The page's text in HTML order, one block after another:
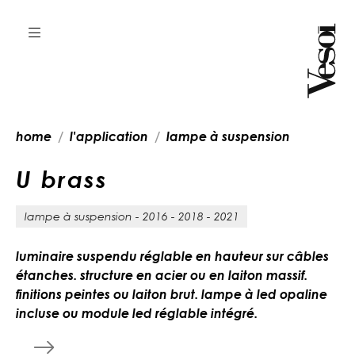
home l'application lampe à suspension
U brass
lampe à suspension - 2016 - 2018 - 2021
luminaire suspendu réglable en hauteur sur câbles
étanches. structure en acier ou en laiton massif.
finitions peintes ou laiton brut. lampe à led opaline
incluse ou module led réglable intégré.